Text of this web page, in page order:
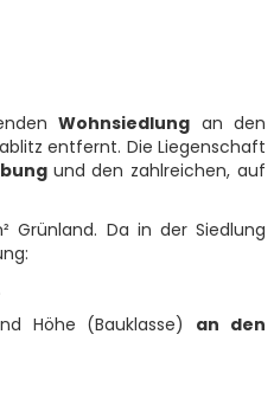
Wohnsiedlung an den
entfernt. Die Liegenschaft
und den zahlreichen, auf
Grünland. Da in der Siedlung
Höhe (Bauklasse) an den